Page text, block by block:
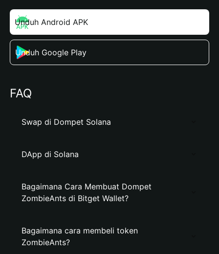
Unduh Android APK
Unduh Google Play
FAQ
Swap di Dompet Solana
DApp di Solana
Bagaimana Cara Membuat Dompet
ZombieAnts di Bitget Wallet?
Bagaimana cara membeli token
ZombieAnts?